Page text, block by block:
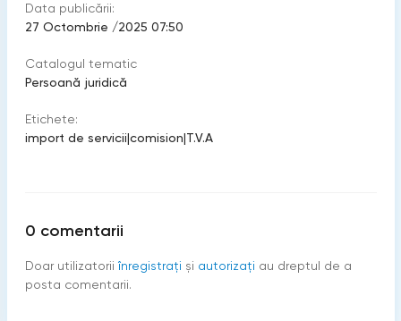
Data publicării:
27 Octombrie /2025 07:50
Catalogul tematic
Persoană juridică
Etichete:
import de servicii|comision|T.V.A
0 comentarii
Doar utilizatorii înregistraţi şi autorizați au dreptul de a
posta comentarii.